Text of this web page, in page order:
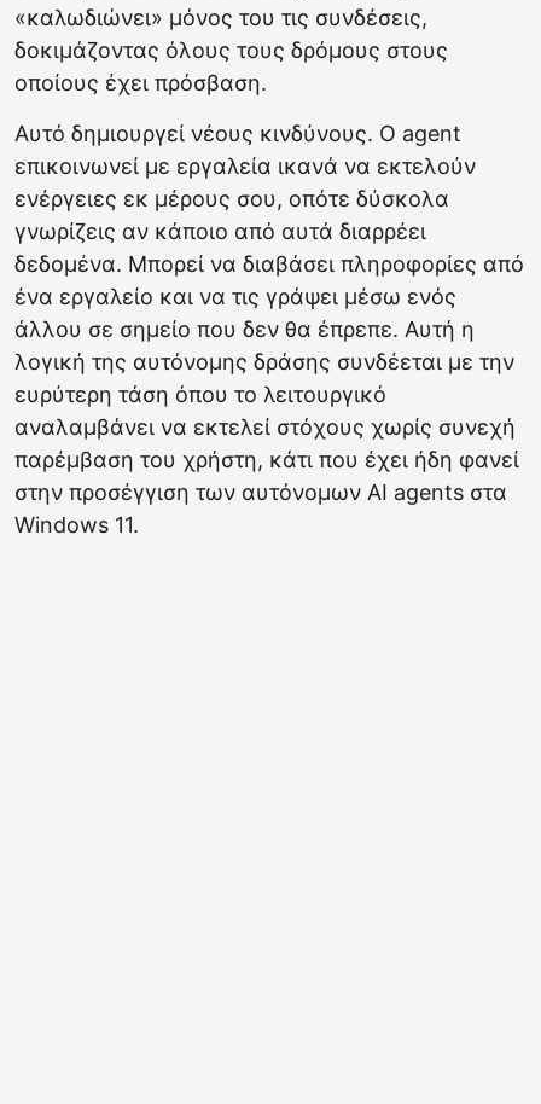
«καλωδιώνει» μόνος του τις συνδέσεις,
δοκιμάζοντας όλους τους δρόμους στους
οποίους έχει πρόσβαση.
Αυτό δημιουργεί νέους κινδύνους. Ο agent
επικοινωνεί με εργαλεία ικανά να εκτελούν
ενέργειες εκ μέρους σου, οπότε δύσκολα
γνωρίζεις αν κάποιο από αυτά διαρρέει
δεδομένα. Μπορεί να διαβάσει πληροφορίες από
ένα εργαλείο και να τις γράψει μέσω ενός
άλλου σε σημείο που δεν θα έπρεπε. Αυτή η
λογική της αυτόνομης δράσης συνδέεται με την
ευρύτερη τάση όπου το λειτουργικό
αναλαμβάνει να εκτελεί στόχους χωρίς συνεχή
παρέμβαση του χρήστη, κάτι που έχει ήδη φανεί
στην προσέγγιση των αυτόνομων AI agents στα
Windows 11.